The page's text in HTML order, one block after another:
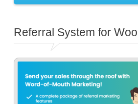
Referral System for